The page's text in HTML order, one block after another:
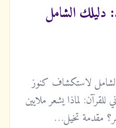
دليلك الشامل
لاستكشاف كنوز
للقرآن: لماذا يشعر ملايين
مقدمة تخيل…